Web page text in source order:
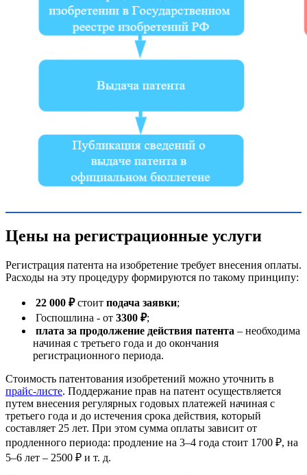
Цены на регистрационные услуги
Регистрация патента на изобретение требует внесения оплаты.
Расходы на эту процедуру формируются по такому принципу:
22 000 ₽стоит подача заявки;
Госпошлина - от 3300 ₽;
плата за продолжение действия патента – необходима
начиная с третьего года и до окончания
регистрационного периода.
Стоимость патентования изобретений можно уточнить в
прайс-листе. Поддержание прав на патент осуществляется
путем внесения регулярных годовых платежей начиная с
третьего года и до истечения срока действия, который
составляет 25 лет. При этом сумма оплаты зависит от
продленного периода: продление на 3–4 года стоит 1700 ₽, на
5–6 лет – 2500 ₽ и т. д.